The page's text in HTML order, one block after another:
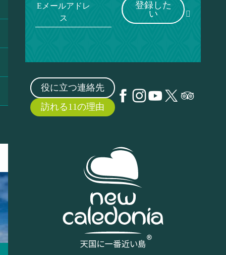
Eメールアドレ
ス
登録した
い
役に立つ連絡先
訪れる11の理由